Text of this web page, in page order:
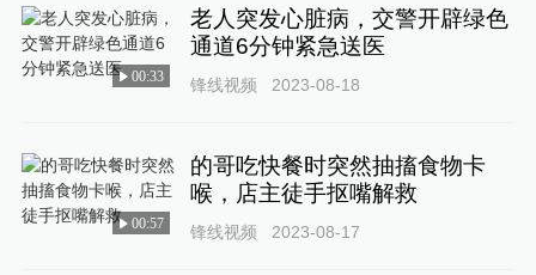
00:33
老人突发心脏病，交警开辟绿色
通道6分钟紧急送医
锋线视频 2023-08-18
00:57
的哥吃快餐时突然抽搐食物卡
喉，店主徒手抠嘴解救
锋线视频 2023-08-17